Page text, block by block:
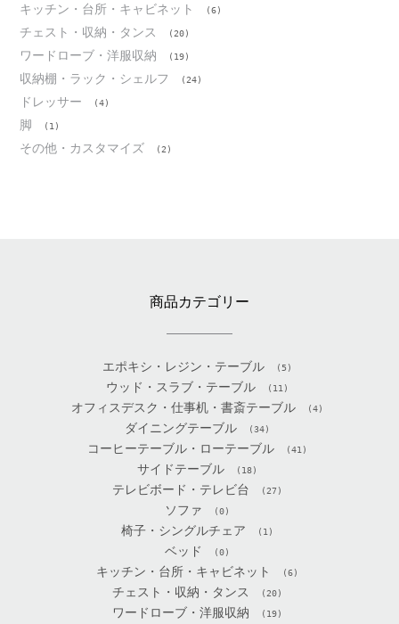
キッチン・台所・キャビネット (6)
チェスト・収納・タンス (20)
ワードローブ・洋服収納 (19)
収納棚・ラック・シェルフ (24)
ドレッサー (4)
脚 (1)
その他・カスタマイズ (2)
商品カテゴリー
エポキシ・レジン・テーブル (5)
ウッド・スラブ・テーブル (11)
オフィスデスク・仕事机・書斎テーブル (4)
ダイニングテーブル (34)
コーヒーテーブル・ローテーブル (41)
サイドテーブル (18)
テレビボード・テレビ台 (27)
ソファ (0)
椅子・シングルチェア (1)
ベッド (0)
キッチン・台所・キャビネット (6)
チェスト・収納・タンス (20)
ワードローブ・洋服収納 (19)